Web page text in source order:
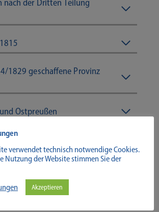
nach der Dritten Teilung
1829 geschaffene Provinz
Ostpreußen
von Versailles
territorialen Veränderungen
Westpreußens
verwendet technisch notwendige Cookies.
Nutzung der Website stimmen Sie der
Akzeptieren